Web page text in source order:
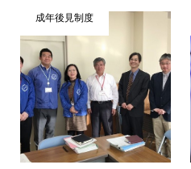
成年後見制度